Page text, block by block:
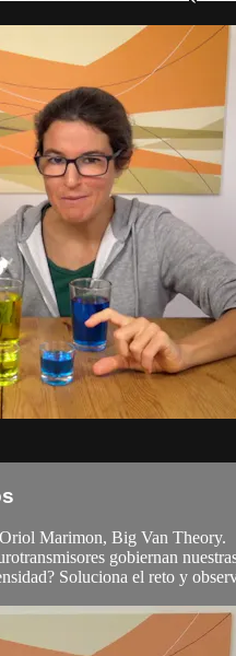
Marimon, Big Van Theory.
gobiernan
Soluciona el reto y